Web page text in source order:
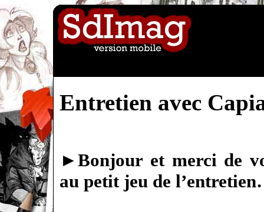
Entretien avec
►Bonjour et merci de
au petit jeu de